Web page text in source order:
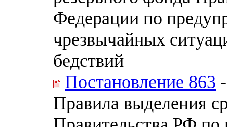
Федерации по
чрезвычайных
бедствий
Постановление 863
Правила выделения